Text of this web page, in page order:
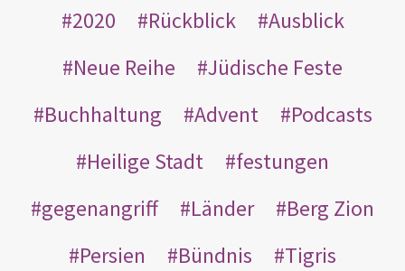
2020
Rückblick
Ausblick
Neue Reihe
Jüdische Feste
Buchhaltung
Advent
Podcasts
Heilige Stadt
festungen
gegenangriff
Länder
Berg Zion
Persien
Bündnis
Tigris